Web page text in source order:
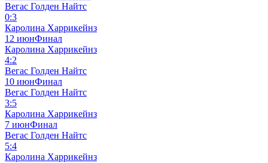
Вегас Голден Найтс
0:3
Каролина Харрикейнз
12 июнФинал
Каролина Харрикейнз
4:2
Вегас Голден Найтс
10 июнФинал
Вегас Голден Найтс
3:5
Каролина Харрикейнз
7 июнФинал
Вегас Голден Найтс
5:4
Каролина Харрикейнз